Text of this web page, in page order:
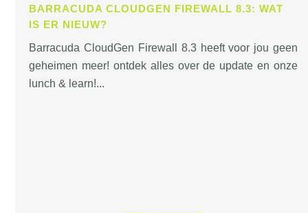
BARRACUDA CLOUDGEN FIREWALL 8.3: WAT
IS ER NIEUW?
Barracuda CloudGen Firewall 8.3 heeft voor jou geen
geheimen meer! ontdek alles over de update en onze
lunch & learn!...